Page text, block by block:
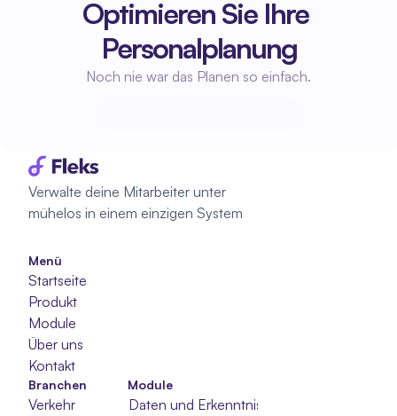
Optimieren Sie Ihre
Personalplanung
Noch nie war das Planen so einfach.
Verwalte deine Mitarbeiter unter
mühelos in einem einzigen System
Menü
Startseite
Produkt
Module
Über uns
Kontakt
Module
Daten und Erkenntnisse
Branchen
Verkehr